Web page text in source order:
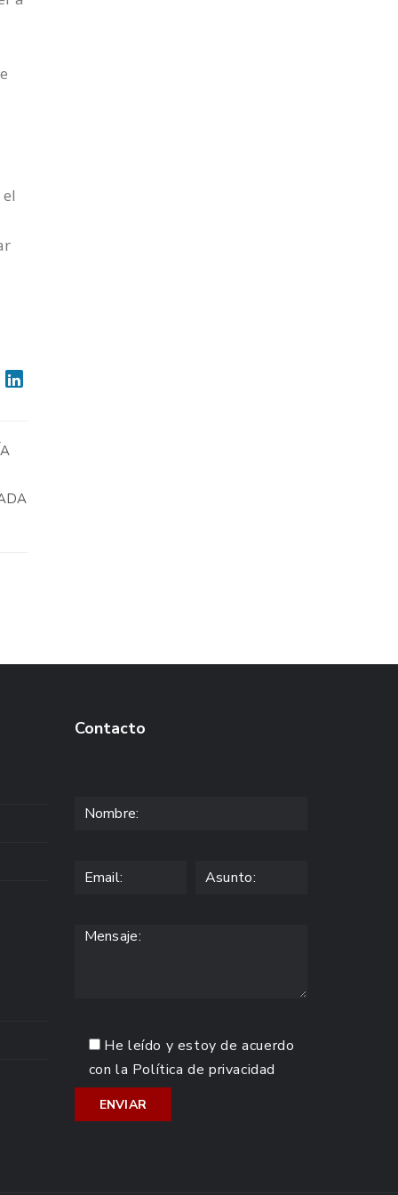
Contacto
He leído y estoy de acuerdo
con la Política de privacidad